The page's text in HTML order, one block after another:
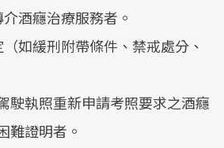
介酒癮治療服務者。
（如緩刑附帶條件、禁戒處分、
駛執照重新申請考照要求之酒癮
難證明者。